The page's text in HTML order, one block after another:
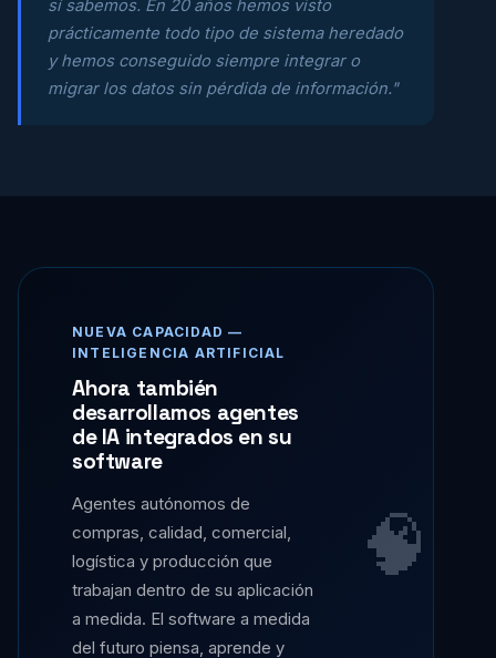
sí sabemos. En 20 años hemos visto
prácticamente todo tipo de sistema heredado
y hemos conseguido siempre integrar o
migrar los datos sin pérdida de información."
NUEVA CAPACIDAD —
INTELIGENCIA ARTIFICIAL
Ahora también
desarrollamos agentes
de IA integrados en su
software
Agentes autónomos de
compras, calidad, comercial,
logística y producción que
trabajan dentro de su aplicación
a medida. El software a medida
del futuro piensa, aprende y
🧠